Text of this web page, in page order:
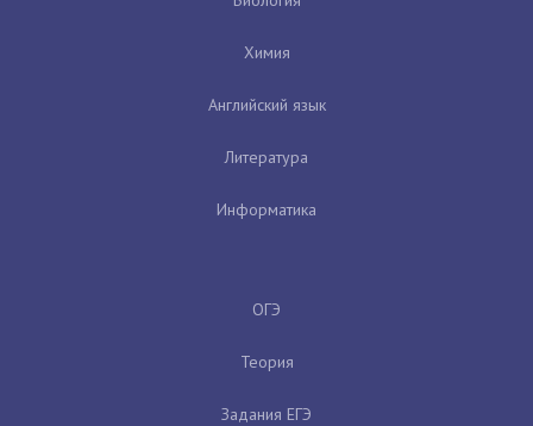
Химия
Английский язык
Литература
Информатика
ОГЭ
Теория
Задания ЕГЭ